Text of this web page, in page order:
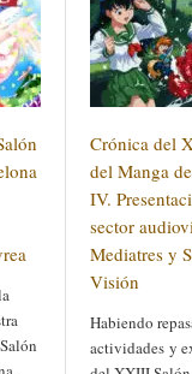
la
de
arte
Crónica del
del Manga
IV.
sector
Mediatres y
Visión
Habiendo
actividades y